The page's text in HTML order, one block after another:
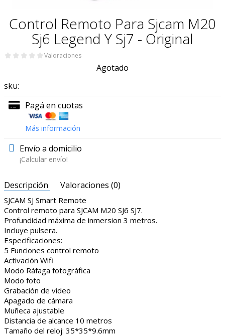
Control Remoto Para Sjcam M20
Sj6 Legend Y Sj7 - Original
Valoraciones
Agotado
sku:
Pagá en cuotas
Más información
Envío a domicilio
¡Calcular envío!
Descripción Valoraciones (0)
SJCAM SJ Smart Remote
Control remoto para SJCAM M20 SJ6 SJ7.
Profundidad máxima de inmersion 3 metros.
Incluye pulsera.
Especificaciones:
5 Funciones control remoto
Activación Wifi
Modo Ráfaga fotográfica
Modo foto
Grabación de video
Apagado de cámara
Muñeca ajustable
Distancia de alcance 10 metros
Tamaño del reloj: 35*35*9.6mm